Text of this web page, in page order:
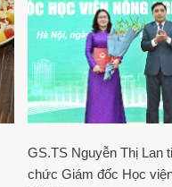
GS.TS Nguyễn Thị Lan
chức Giám đốc Học